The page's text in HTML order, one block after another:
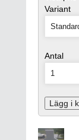
Variant
Antal
Lägg i